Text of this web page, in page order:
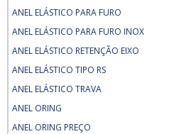
ANEL ELÁSTICO PARA FURO
ANEL ELÁSTICO PARA FURO INOX
ANEL ELÁSTICO RETENÇÃO EIXO
ANEL ELÁSTICO TIPO RS
ANEL ELÁSTICO TRAVA
ANEL ORING
ANEL ORING PREÇO